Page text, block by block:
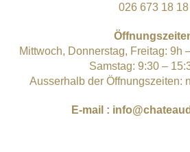
026 673 18 18
Mittwoch, Donnerstag, Freitag: 9h
Samstag: 9:30 –
Ausserhalb der Öffnungszeiten:
E-mail :